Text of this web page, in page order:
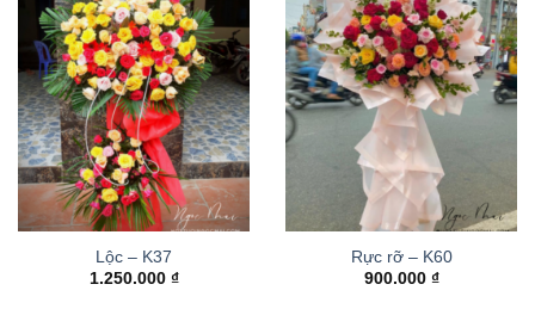
Lộc – K37
1.250.000 ₫
Rực rỡ – K60
900.000 ₫